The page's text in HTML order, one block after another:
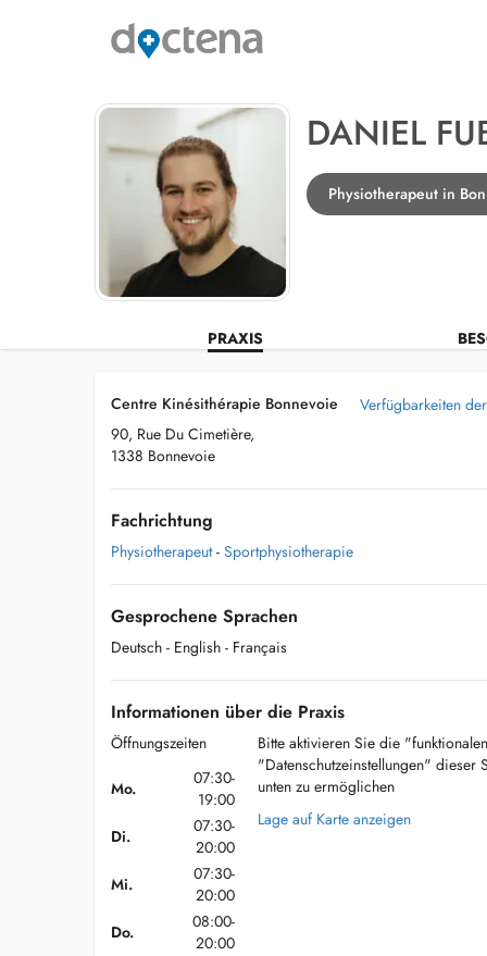
DANIEL
Physiotherapeut in
PRAXIS
Centre Kinésithérapie Bonnevoie
90, Rue Du Cimetière,
1338 Bonnevoie
Verfügbarkeiten
Fachrichtung
Physiotherapeut - Sportphysiotherapie
Gesprochene Sprachen
Deutsch - English - Français
Informationen über die Praxis
Öffnungszeiten
Mo.
07:30-
19:00
Di.
07:30-
20:00
Mi.
07:30-
20:00
Do.
08:00-
20:00
Bitte aktivieren Sie die
"Datenschutzeinstellungen" dieser
unten zu ermöglichen
Lage auf Karte anzeigen